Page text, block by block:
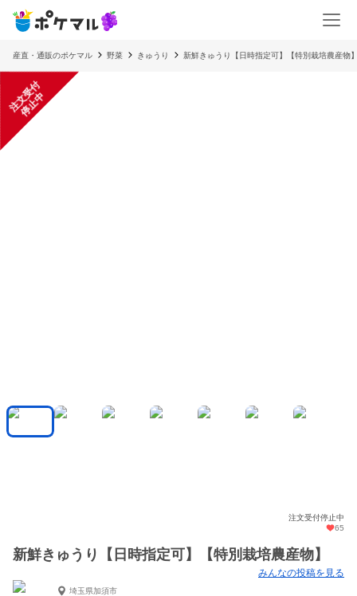
産直・通販のポケマル 野菜 きゅうり 新鮮きゅうり【日時指定可】【特別栽培農産物
注
文
受
付
停
止
中
注文受付停止中
65
新鮮きゅうり【日時指定可】【特別栽培農産物】
みんなの投稿を見る
埼玉県加須市